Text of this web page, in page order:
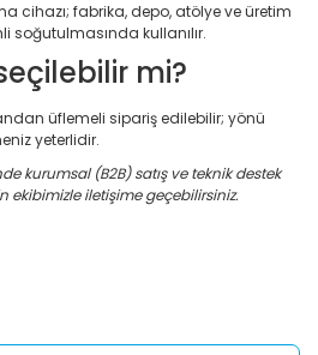
cihazı; fabrika, depo, atölye ve üretim
soğutulmasında kullanılır.
mi?
üflemeli sipariş edilebilir; yönü
yeterlidir.
kurumsal (B2B) satış ve teknik destek
ekibimizle iletişime geçebilirsiniz.
Yorum Yaz